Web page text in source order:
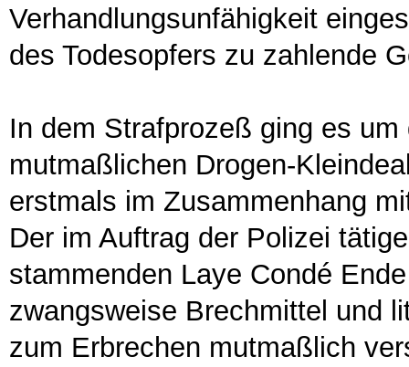
Verhandlungsunfähigkeit
des Todesopfers zu zahlende
In dem Strafprozeß ging es
mutmaßlichen Drogen-
erstmals im Zusammenhang
Der im Auftrag der Polizei
stammenden Laye Condé
zwangsweise Brechmittel und
zum Erbrechen mutmaßlich